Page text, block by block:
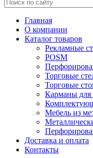
Главная
О компании
Каталог товаров
Рекламные
POSM
Торговые
Торговые
Карманы для
Мебель из
Доставка и оплата
Контакты